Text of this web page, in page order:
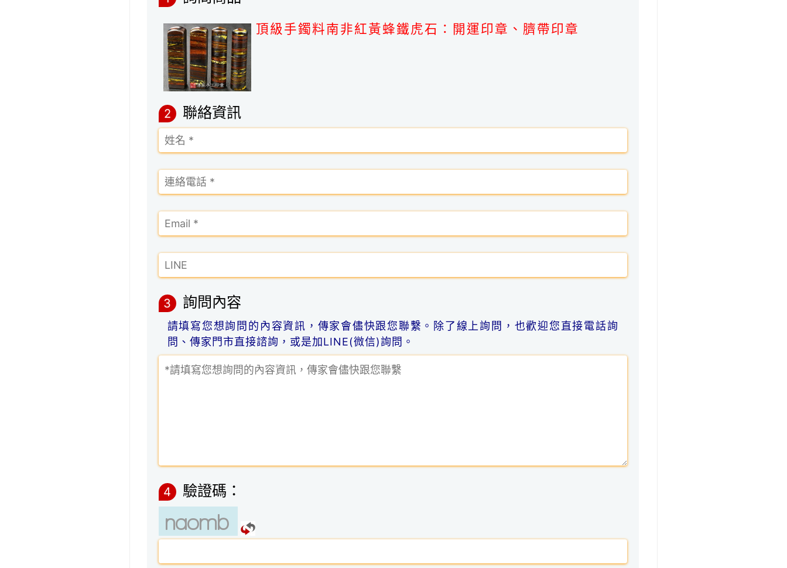
頂級手鐲料南非紅黃蜂鐵虎石：開運印章、臍帶印章
2 聯絡資訊
3 詢問內容
請填寫您想詢問的內容資訊，傳家會儘快跟您聯繫。除了線上詢問，也歡迎您直接電話詢
問、傳家門市直接諮詢，或是加LINE(微信)詢問。
4 驗證碼：